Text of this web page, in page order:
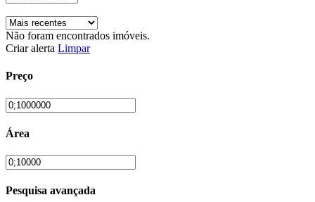
Não foram encontrados imóveis.
Criar alerta Limpar
Preço
Área
Pesquisa avançada